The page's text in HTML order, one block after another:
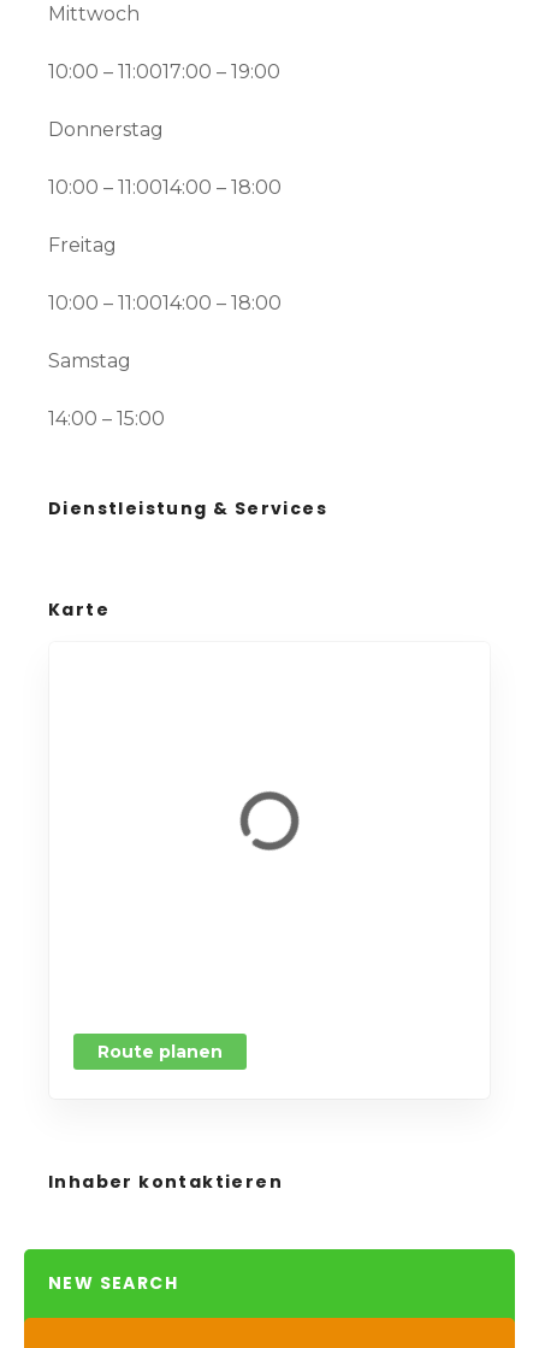
Mittwoch
10:00 – 11:0017:00 – 19:00
Donnerstag
10:00 – 11:0014:00 – 18:00
Freitag
10:00 – 11:0014:00 – 18:00
Samstag
14:00 – 15:00
Dienstleistung & Services
Karte
Route planen
Inhaber kontaktieren
NEW SEARCH